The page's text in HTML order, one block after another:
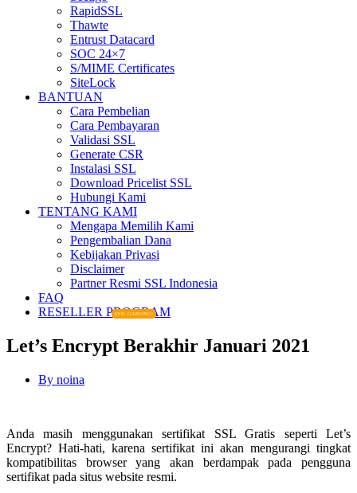
RapidSSL
Thawte
Entrust Datacard
SOC 24×7
S/MIME Certificates
SiteLock
BANTUAN
Cara Pembelian
Cara Pembayaran
Validasi SSL
Generate CSR
Instalasi SSL
Download Pricelist SSL
Hubungi Kami
TENTANG KAMI
Mengapa Memilih Kami
Pengembalian Dana
Kebijakan Privasi
Disclaimer
Partner Resmi SSL Indonesia
FAQ
AYO GABUNG!
RESELLER PROGRAM
Let’s Encrypt Berakhir Januari 2021
By noina
Anda masih menggunakan sertifikat SSL Gratis seperti Let’s
Encrypt? Hati-hati, karena sertifikat ini akan mengurangi tingkat
kompatibilitas browser yang akan berdampak pada pengguna
sertifikat pada situs website resmi.